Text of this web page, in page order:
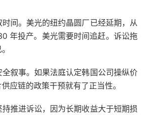
间。美光的纽约晶圆厂已经延期，从
年投产。美光需要时间追赶。诉讼拖
叙事。如果法庭认定韩国公司操纵价
应链的政策干预就有了正当性。
推进诉讼，因为长期收益大于短期损